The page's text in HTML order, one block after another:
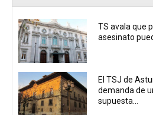
TS avala que
asesinato
El TSJ de
demanda de
supuesta...